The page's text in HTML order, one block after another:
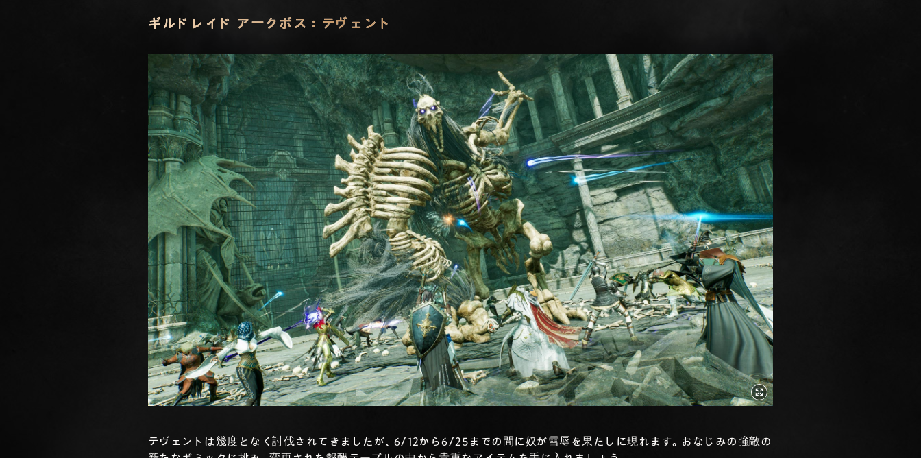
ギルドレイド アークボス：テヴェント
テヴェントは幾度となく討伐されてきましたが、6/12から6/25までの間に奴が雪辱を果たしに現れます。おなじみの強敵の